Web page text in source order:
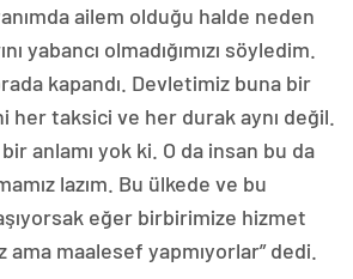
ailem olduğu halde neden
yabancı olmadığımızı söyledim.
kapandı. Devletimiz buna bir
her taksici ve her durak aynı değil.
anlamı yok ki. O da insan bu da
lazım. Bu ülkede ve bu
eğer birbirimize hizmet
ama maalesef yapmıyorlar” dedi.